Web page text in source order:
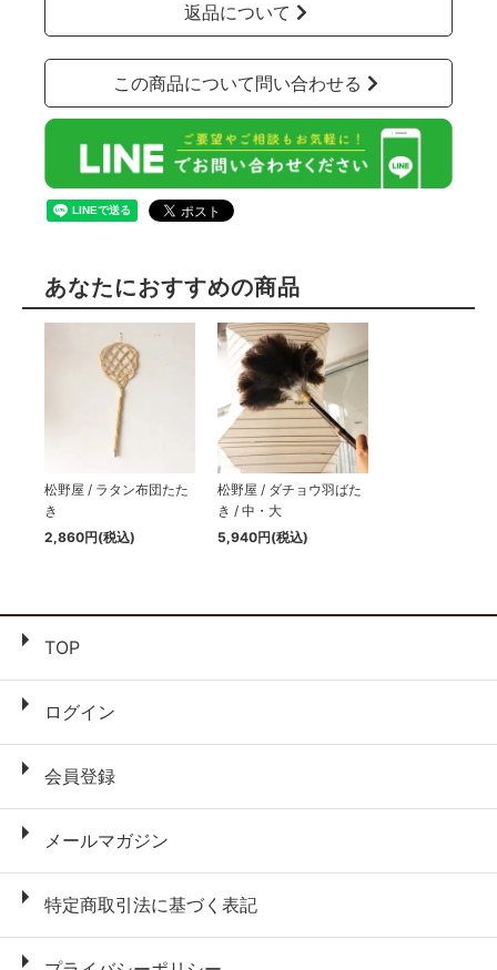
返品について
この商品について問い合わせる
あなたにおすすめの商品
松野屋 / ラタン布団たた
き
2,860円(税込)
松野屋 / ダチョウ羽ばた
き / 中・大
5,940円(税込)
TOP
ログイン
会員登録
メールマガジン
特定商取引法に基づく表記